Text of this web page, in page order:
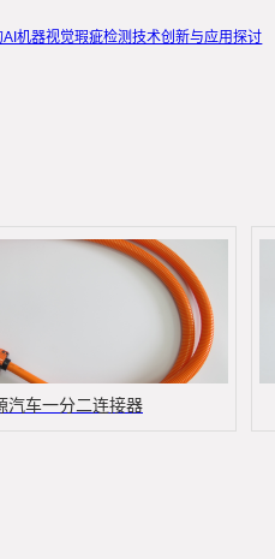
机器视觉瑕疵检测技术创新与应用探讨
汽车一分二连接器